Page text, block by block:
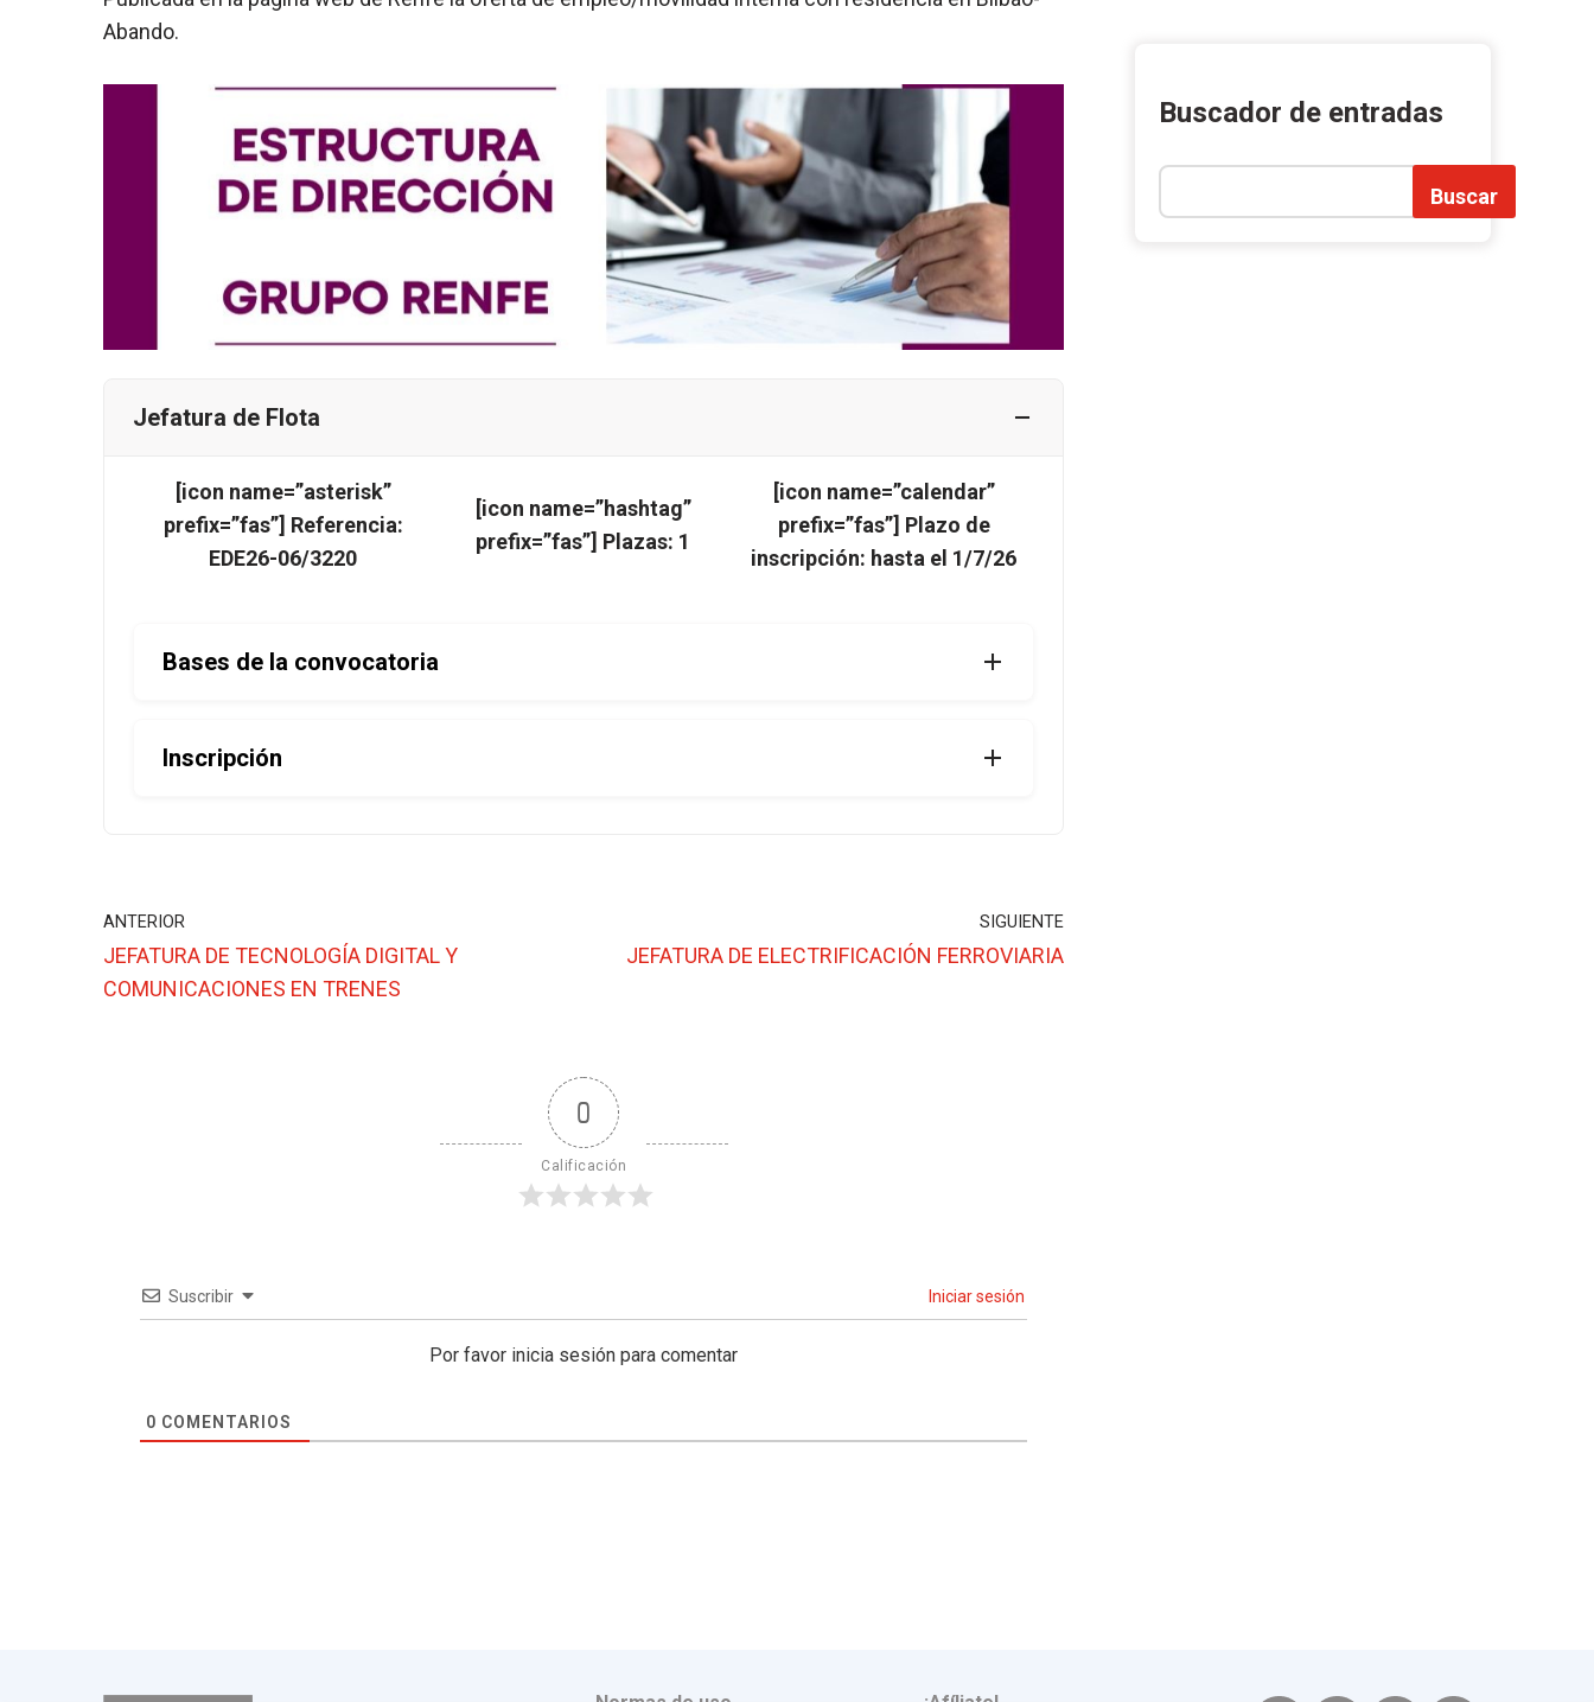
Abando.
Jefatura de Flota
[icon name=”asterisk”
prefix=”fas”] Referencia:
EDE26-06/3220
[icon name=”hashtag”
prefix=”fas”] Plazas: 1
[icon name=”calendar”
prefix=”fas”] Plazo de
inscripción: hasta el 1/7/26
Bases de la convocatoria
Inscripción
ANTERIOR
JEFATURA DE TECNOLOGÍA DIGITAL Y
COMUNICACIONES EN TRENES
SIGUIENTE
JEFATURA DE ELECTRIFICACIÓN FERROVIARIA
0
Calificación
Suscribir Iniciar sesión
Por favor inicia sesión para comentar
0 COMENTARIOS
Buscador de entradas
Buscar